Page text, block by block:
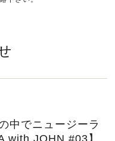
中でニュージーラ
with JOHN #03】